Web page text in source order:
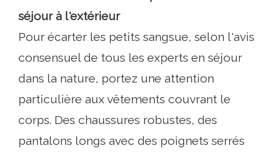
séjour à l'extérieur
Pour écarter les petits sangsue, selon l'avis
consensuel de tous les experts en séjour
dans la nature, portez une attention
particulière aux vêtements couvrant le
corps. Des chaussures robustes, des
pantalons longs avec des poignets serrés